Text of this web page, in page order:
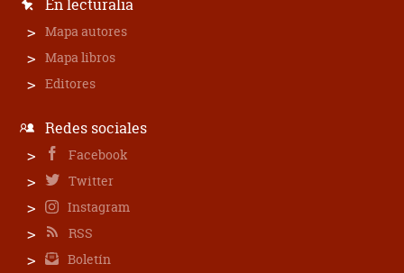
En lecturalia
Mapa autores
Mapa libros
Editores
Redes sociales
Facebook
Twitter
Instagram
RSS
Boletín